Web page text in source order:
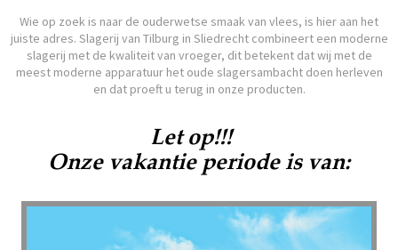
Wie op zoek is naar de ouderwetse smaak van vlees, is hier aan het
juiste adres. Slagerij van Tilburg in Sliedrecht combineert een moderne
slagerij met de kwaliteit van vroeger, dit betekent dat wij met de
meest moderne apparatuur het oude slagersambacht doen herleven
en dat proeft u terug in onze producten.
Let op!!!
Onze vakantie periode is van: